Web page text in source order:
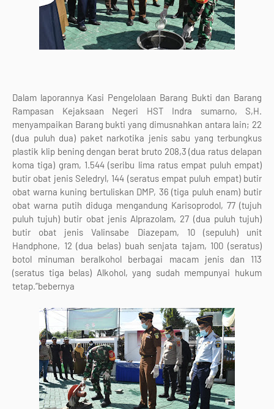
Dalam laporannya Kasi Pengelolaan Barang Bukti dan Barang
Rampasan Kejaksaan Negeri HST Indra sumarno, S,H.
menyampaikan Barang bukti yang dimusnahkan antara lain; 22
(dua puluh dua) paket narkotika jenis sabu yang terbungkus
plastik klip bening dengan berat bruto 208,3 (dua ratus delapan
koma tiga) gram, 1.544 (seribu lima ratus empat puluh empat)
butir obat jenis Seledryl, 144 (seratus empat puluh empat) butir
obat warna kuning bertuliskan DMP, 36 (tiga puluh enam) butir
obat warna putih diduga mengandung Karisoprodol, 77 (tujuh
puluh tujuh) butir obat jenis Alprazolam, 27 (dua puluh tujuh)
butir obat jenis Valinsabe Diazepam, 10 (sepuluh) unit
Handphone, 12 (dua belas) buah senjata tajam, 100 (seratus)
botol minuman beralkohol berbagai macam jenis dan 113
(seratus tiga belas) Alkohol, yang sudah mempunyai hukum
tetap.”bebernya